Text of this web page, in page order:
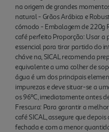
que o café passa em
de extração) é
O tempo de extração ideal
um café expresso. Por esta
café numa moagem
finas aumentam o tempo
moagens mais grossas
extração. O tempo
grão e extração do café
curto possiv el para
café.
na origem de grandes
natural - Grãos Arábica e
cómodo - Embalagem de 220g
café perfeito Proporção: Usar a
essencial para tirar partido do
cháve na, SICAL recomenda
equivalente a uma colher de
água é um dos principais
impurezas e deve situar-se a
os 96ºC, imediatamente antes
Frescura: Para garantir a
café SICAL, assegure que
fechada e com a menor